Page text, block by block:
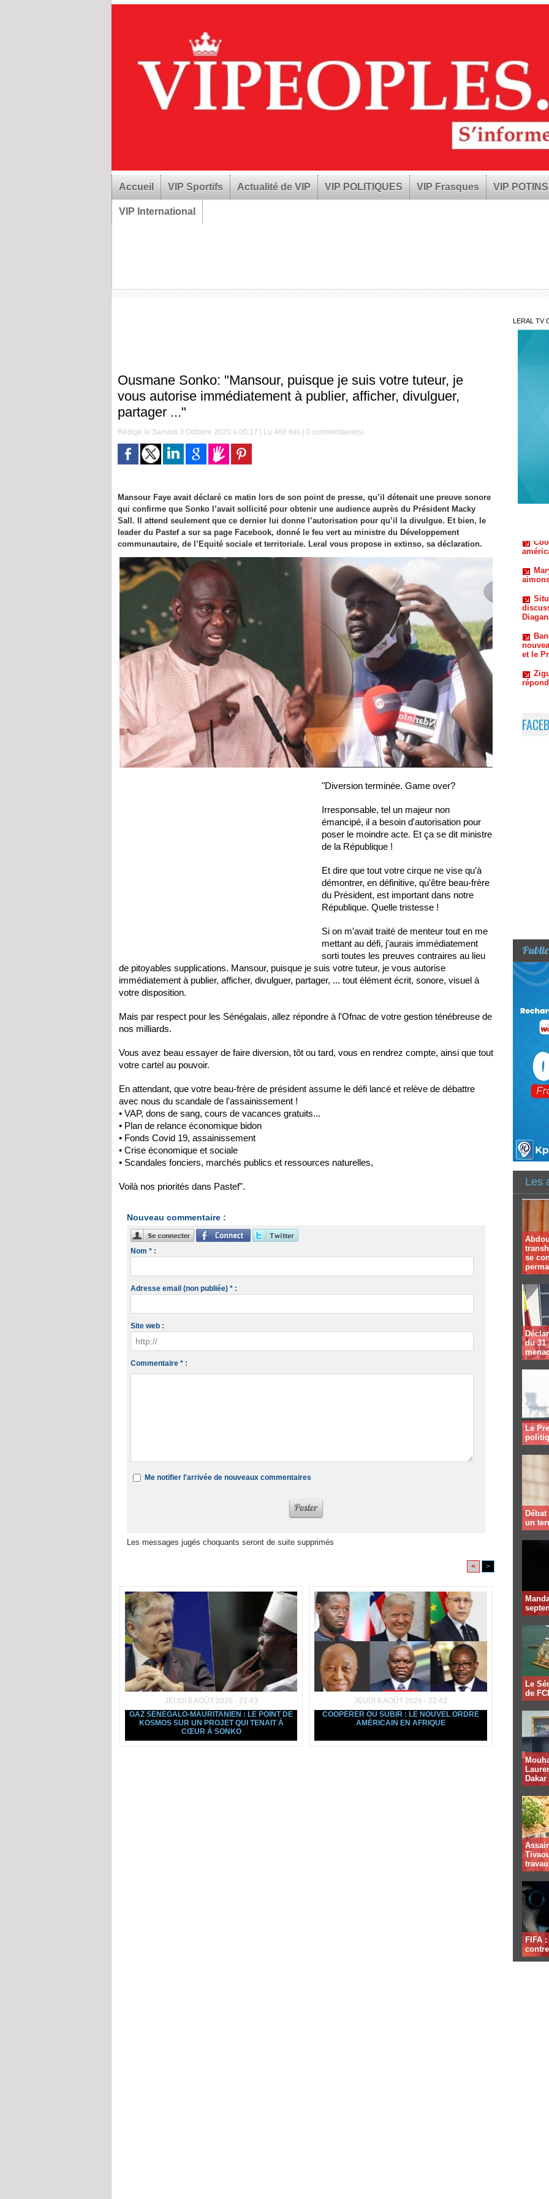
Accueil VIP Sportifs Actualité de VIP VIP POLITIQUES VIP Frasques VIP POTINS
VIP International
Ousmane Sonko: "Mansour, puisque je suis votre tuteur, je
vous autorise immédiatement à publier, afficher, divulguer,
partager ..."
Rédigé le Samedi 3 Octobre 2020 à 00:17 | Lu 466 fois | 0 commentaire(s)
Mansour Faye avait déclaré ce matin lors de son point de presse, qu’il détenait une preuve sonore
qui confirme que Sonko l’avait sollicité pour obtenir une audience auprès du Président Macky
Sall. Il attend seulement que ce dernier lui donne l’autorisation pour qu’il la divulgue. Et bien, le
leader du Pastef a sur sa page Facebook, donné le feu vert au ministre du Développement
communautaire, de l’Equité sociale et territoriale. Leral vous propose in extinso, sa déclaration.
"Diversion terminée. Game over?
Irresponsable, tel un majeur non
émancipé, il a besoin d'autorisation pour
poser le moindre acte. Et ça se dit ministre
de la République !
Et dire que tout votre cirque ne vise qu’à
démontrer, en définitive, qu'être beau-frère
du Président, est important dans notre
République. Quelle tristesse !
Si on m'avait traité de menteur tout en me
mettant au défi, j'aurais immédiatement
sorti toutes les preuves contraires au lieu
de pitoyables supplications. Mansour, puisque je suis votre tuteur, je vous autorise
immédiatement à publier, afficher, divulguer, partager, ... tout élément écrit, sonore, visuel à
votre disposition.
Mais par respect pour les Sénégalais, allez répondre à l'Ofnac de votre gestion ténébreuse de
nos milliards.
Vous avez beau essayer de faire diversion, tôt ou tard, vous en rendrez compte, ainsi que tout
votre cartel au pouvoir.
En attendant, que votre beau-frère de président assume le défi lancé et relève de débattre
avec nous du scandale de l'assainissement !
• VAP, dons de sang, cours de vacances gratuits...
• Plan de relance économique bidon
• Fonds Covid 19, assainissement
• Crise économique et sociale
• Scandales fonciers, marchés publics et ressources naturelles,
Voilà nos priorités dans Pastef".
Nouveau commentaire :
Nom * :
Adresse email (non publiée) * :
Site web :
Commentaire * :
Me notifier l'arrivée de nouveaux commentaires
Les messages jugés choquants seront de suite supprimés
< >
JEUDI 6 AOÛT 2026 - 22:43
GAZ SÉNÉGALO-MAURITANIEN : LE POINT DE
KOSMOS SUR UN PROJET QUI TENAIT À
CŒUR À SONKO
JEUDI 6 AOÛT 2026 - 22:42
COOPÉRER OU SUBIR : LE NOUVEL ORDRE
AMÉRICAIN EN AFRIQUE
LERAL TV
et le
Les
se
du 31
Le
un
Le
de
Dakar
FIFA